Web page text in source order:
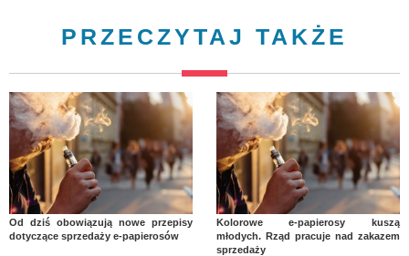
PRZECZYTAJ TAKŻE
Od dziś obowiązują nowe przepisy
dotyczące sprzedaży e-papierosów
Kolorowe e-papierosy kuszą
młodych. Rząd pracuje nad zakazem
sprzedaży